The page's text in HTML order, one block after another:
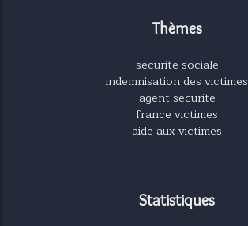
Thèmes
securite sociale
indemnisation des victimes
agent securite
france victimes
aide aux victimes
Statistiques